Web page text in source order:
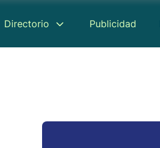
Directorio Publicidad